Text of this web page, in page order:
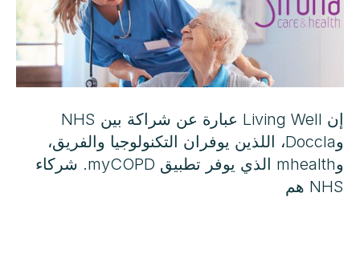
إن Living Well عبارة عن شراكة بين NHS
وDoccla، اللذين يوفران التكنولوجيا والفريق،
وmhealth الذي يوفر تطبيق myCOPD. شركاء
NHS هم